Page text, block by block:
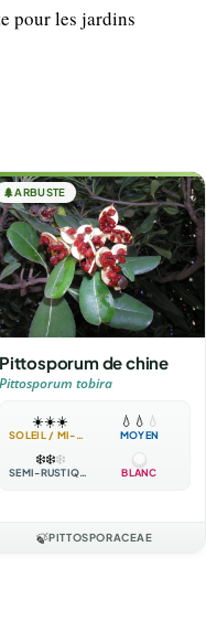
pour les jardins
🌲ARBUSTE
Pittosporum de chine
Pittosporum tobira
☀️☀️☀️
SOLEIL / MI-OMBRE
💧 💧 💧
MOYEN
❄️❄️❄️
SEMI-RUSTIQUE BLANC
🍃PITTOSPORACEAE